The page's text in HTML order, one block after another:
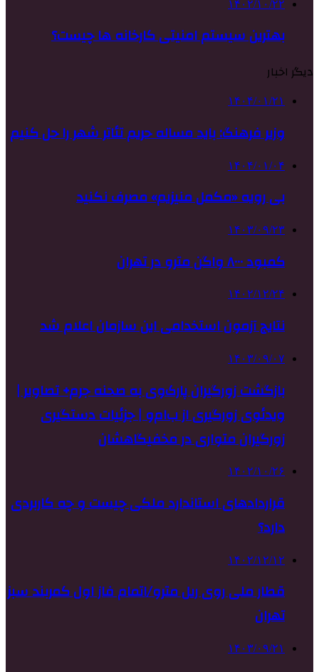
۱۴۰۲/۱۰/۲۲
بهترین سیستم امنیتی کارخانه ها چیست؟
دیگر اخبار
۱۴۰۴/۰۱/۲۱
وزیر فرهنگ: باید مساله حریم تئاتر شهر را حل کنیم
۱۴۰۴/۰۱/۰۴
بی رویه «مکمل منیزیم» مصرف نکنید
۱۴۰۳/۰۹/۲۳
کمبود ۸۰۰۰ واگن مترو در تهران
۱۴۰۲/۱۲/۲۴
نتایج آزمون استخدامی این سازمان اعلام شد
۱۴۰۳/۰۹/۰۷
بازگشت زورگیران پارک‌وی به صحنه جرم+ تصاویر |
ویدئوی زورگیری از ب‌ام‌و | جزئیات دستگیری
زورگیران متواری در مخفیگاهشان
۱۴۰۲/۱۰/۲۶
قراردادهای استاندارد ملکی چیست و چه کاربردی
دارد؟
۱۴۰۲/۱۲/۱۲
قطار ملی روی ریل مترو/اتمام فاز اول کمربند سبز
تهران
۱۴۰۳/۰۹/۲۱